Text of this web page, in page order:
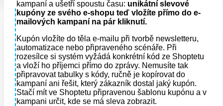
kampaní a ušetří spoustu času: unikátní slevové
kupóny ze svého e-shopu teď vložíte přímo do e-
mailových kampaní na pár kliknutí.
Kupón vložíte do těla e-mailu při tvorbě newsletteru,
automatizace nebo připraveného scénáře. Při
rozesílce si systém vyžádá konkrétní kód ze Shoptetu
a vloží ho příjemci přímo do zprávy. Nemusíte tak
připravovat tabulky s kódy, ručně je kopírovat do
kampaní ani řešit, který zákazník dostal jaký kupón.
Stačí mít ve Shoptetu připravenou šablonu kupónu a v
kampani určit, kde se má sleva zobrazit.